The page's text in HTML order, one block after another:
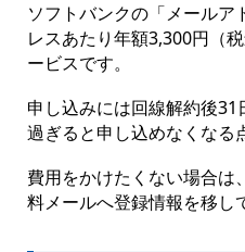
ソフトバンクの「メールア
レスあたり年額3,300円（
ービスです。
申し込みには回線解約後31
過ぎると申し込めなくなる
費用をかけたくない場合
料メールへ登録情報を移し